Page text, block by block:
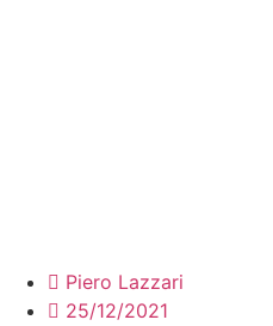
Piero Lazzari
25/12/2021